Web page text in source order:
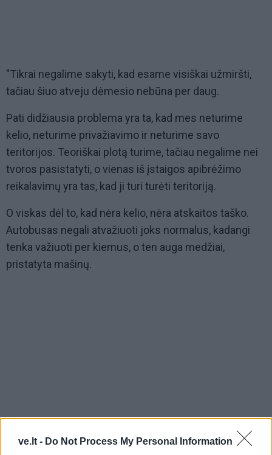
ve.lt - Do Not Process My Personal Information
"Tikrai negalime sakyti, kad esame visiškai užmiršti,
tačiau šiuo atveju dėmesio nebūna per daug.
Pati didžiausia problema yra ta, kad mes neturime
kelio, neturime privažiavimo ir neturime savo
teritorijos. Teoriškai plotą turime, tačiau negalime nei
tvoros pasistatyti, o vienas iš įstaigos apibrėžimo
reikalavimų yra tas, kad ji turi turėti teritoriją.
O viskas dėl to, kad nėra kelio, nėra atskaitos taško.
Autobusas negali atvažiuoti joks normalus, kadangi
tenka važiuoti per kiemus, o ten auga medžiai,
pristatyta mašinų.